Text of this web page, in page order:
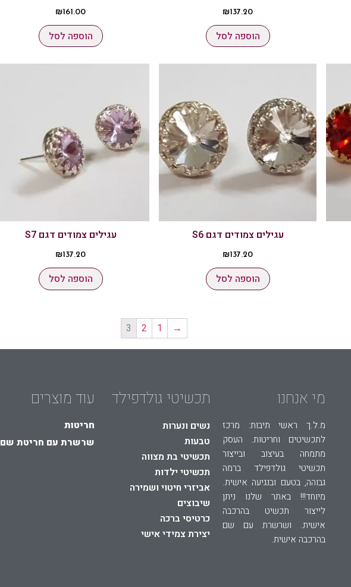
₪137.20
הוספה לסל
₪161.00
הוספה לסל
עגילים צמודים דגם S6
₪137.20
הוספה לסל
עגילים צמודים דגם S7
₪137.20
הוספה לסל
→
1
2
3
מי אנחנו
מ.ל.ך ראשי תיבות: מרכז
לתכשיטים וחריטות. העסק
מתמחה בעיצוב ובייצור
תכשיטי גולדפילד ברמה
גבוהה, בטעם ובנגיעה אישית.
מיוחד!!! באתר שלנו ניתן
לייצור תכשיט בהרכבה
אישית. ושרשרת עם שם
בהרכבה אישית.
תכשיטי גולדפילד
נשים ונערות
טבעות
תכשיטי בת מצווה
תכשיטי ילדות
אביזרי חיטוי ושמירה
שיבוצים
כרטיסי ברכה
יצירת צמידי אישי
עוד מוצרים
חריטות
שרשרת עם חריטת שם